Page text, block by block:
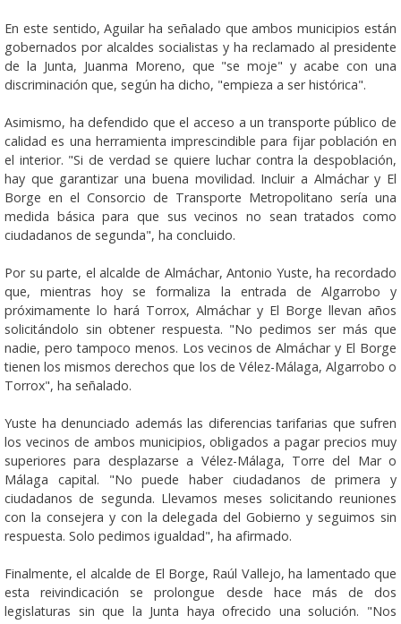
En este sentido, Aguilar ha señalado que ambos municipios están
gobernados por alcaldes socialistas y ha reclamado al presidente
de la Junta, Juanma Moreno, que "se moje" y acabe con una
discriminación que, según ha dicho, "empieza a ser histórica".
Asimismo, ha defendido que el acceso a un transporte público de
calidad es una herramienta imprescindible para fijar población en
el interior. "Si de verdad se quiere luchar contra la despoblación,
hay que garantizar una buena movilidad. Incluir a Almáchar y El
Borge en el Consorcio de Transporte Metropolitano sería una
medida básica para que sus vecinos no sean tratados como
ciudadanos de segunda", ha concluido.
Por su parte, el alcalde de Almáchar, Antonio Yuste, ha recordado
que, mientras hoy se formaliza la entrada de Algarrobo y
próximamente lo hará Torrox, Almáchar y El Borge llevan años
solicitándolo sin obtener respuesta. "No pedimos ser más que
nadie, pero tampoco menos. Los vecinos de Almáchar y El Borge
tienen los mismos derechos que los de Vélez-Málaga, Algarrobo o
Torrox", ha señalado.
Yuste ha denunciado además las diferencias tarifarias que sufren
los vecinos de ambos municipios, obligados a pagar precios muy
superiores para desplazarse a Vélez-Málaga, Torre del Mar o
Málaga capital. "No puede haber ciudadanos de primera y
ciudadanos de segunda. Llevamos meses solicitando reuniones
con la consejera y con la delegada del Gobierno y seguimos sin
respuesta. Solo pedimos igualdad", ha afirmado.
Finalmente, el alcalde de El Borge, Raúl Vallejo, ha lamentado que
esta reivindicación se prolongue desde hace más de dos
legislaturas sin que la Junta haya ofrecido una solución. "Nos